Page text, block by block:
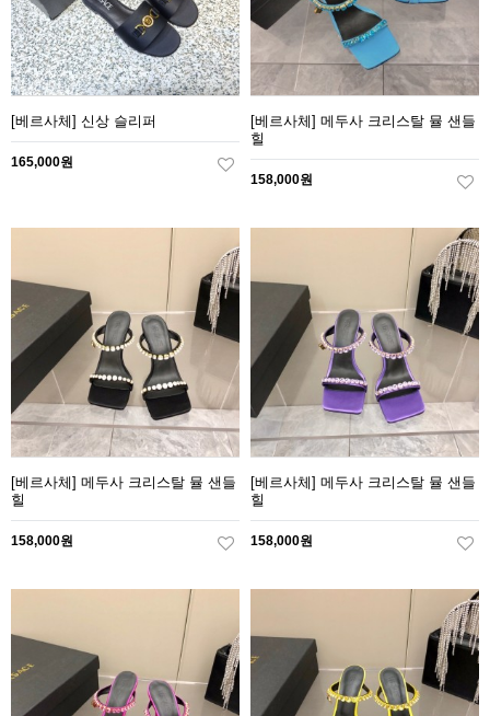
[베르사체] 신상 슬리퍼
165,000원
[베르사체] 메두사 크리스탈 뮬 샌들
힐
158,000원
[베르사체] 메두사 크리스탈 뮬 샌들
힐
158,000원
[베르사체] 메두사 크리스탈 뮬 샌들
힐
158,000원